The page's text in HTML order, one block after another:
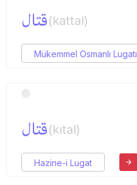
قتال(kattal)
Mükemmel Osmanlı Lugatı
قتال(kıtal)
Hazine-i Lugat